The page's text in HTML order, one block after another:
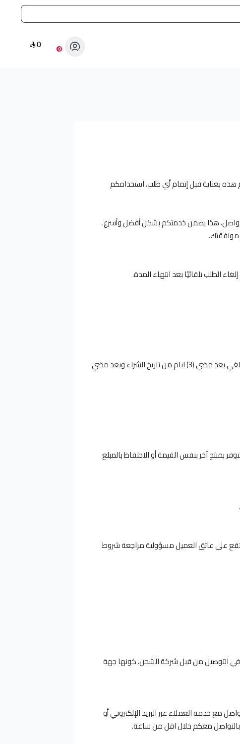
0
0
هذه بعناية قبل إتمام أي طلب. استخدامكم
هذا يضمن خدمتكم بشكل أفضل وأسرع.
الطلب تلقائيًا بعد انتهاء المدة.
في حال عدم رد العميل على مندوب التوصيل بعد تحديد الموقع، سيتم إرجاع الطلب إلى مستودع المتجر، ويُعتبر الطلب ملغي بعد مضي (3) ايام من تاريخ الشراء وبعد مضي
بمنتج آخر بنفس القيمة أو الاحتفاظ بالمبلغ
على عاتق العميل مسؤولية مراجعة شروط
في التوصيل من قبل شركة الشحن، كونها جهة
مع خدمة العملاء عبر البريد الإلكتروني أو
معكم خلال اقل من ساعة.